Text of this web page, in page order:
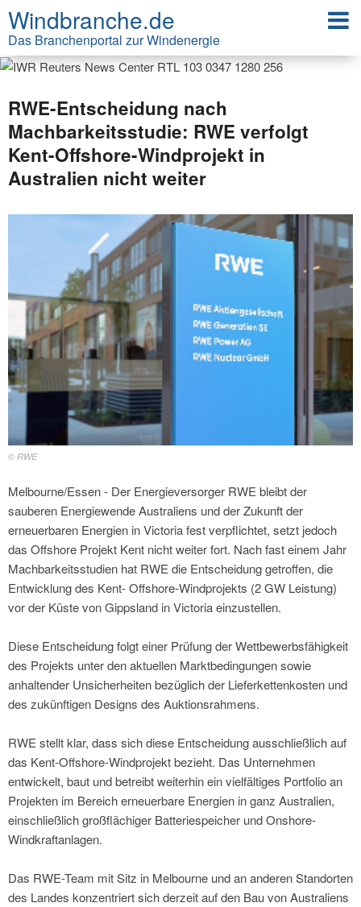
Windbranche.de
Das Branchenportal zur Windenergie
RWE-Entscheidung nach
Machbarkeitsstudie: RWE verfolgt
Kent-Offshore-Windprojekt in
Australien nicht weiter
© RWE
Melbourne/Essen - Der Energieversorger RWE bleibt der
sauberen Energiewende Australiens und der Zukunft der
erneuerbaren Energien in Victoria fest verpflichtet, setzt jedoch
das Offshore Projekt Kent nicht weiter fort. Nach fast einem Jahr
Machbarkeitsstudien hat RWE die Entscheidung getroffen, die
Entwicklung des Kent- Offshore-Windprojekts (2 GW Leistung)
vor der Küste von Gippsland in Victoria einzustellen.
Diese Entscheidung folgt einer Prüfung der Wettbewerbsfähigkeit
des Projekts unter den aktuellen Marktbedingungen sowie
anhaltender Unsicherheiten bezüglich der Lieferkettenkosten und
des zukünftigen Designs des Auktionsrahmens.
RWE stellt klar, dass sich diese Entscheidung ausschließlich auf
das Kent-Offshore-Windprojekt bezieht. Das Unternehmen
entwickelt, baut und betreibt weiterhin ein vielfältiges Portfolio an
Projekten im Bereich erneuerbare Energien in ganz Australien,
einschließlich großflächiger Batteriespeicher und Onshore-
Windkraftanlagen.
Das RWE-Team mit Sitz in Melbourne und an anderen Standorten
des Landes konzentriert sich derzeit auf den Bau von Australiens